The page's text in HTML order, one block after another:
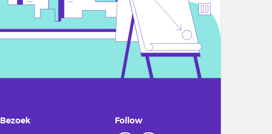
Bezoek Follow